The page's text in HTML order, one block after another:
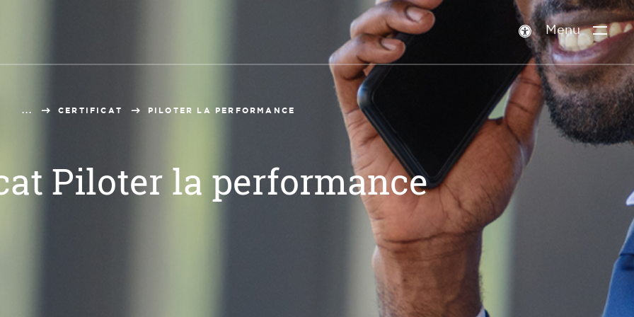
Paramètres
d’accessibilité
Menu
... CERTIFICAT PILOTER LA PERFORMANCE
Piloter la performance